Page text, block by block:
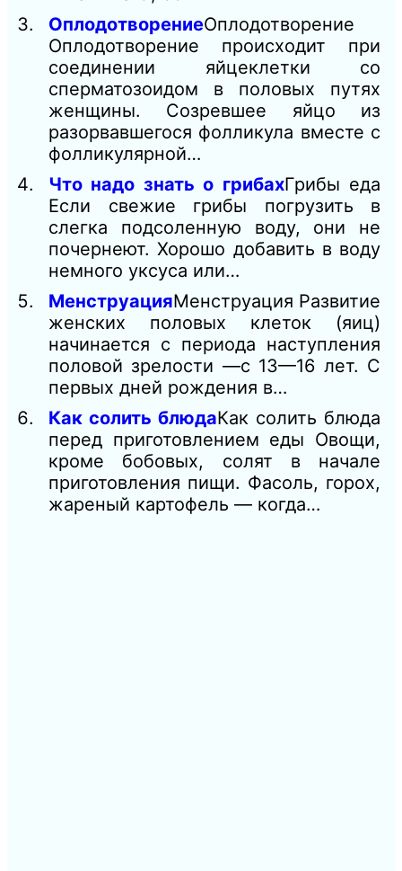
ОплодотворениеОплодотворение
Оплодотворение происходит при
соединении яйцеклетки со
сперматозоидом в половых путях
женщины. Созревшее яйцо из
разорвавшегося фолликула вместе с
фолликулярной…
Что надо знать о грибахГрибы еда
Если свежие грибы погрузить в
слегка подсоленную воду, они не
почернеют. Хорошо добавить в воду
немного уксуса или…
МенструацияМенструация Развитие
женских половых клеток (яиц)
начинается с периода наступления
половой зрелости —с 13—16 лет. С
первых дней рождения в…
Как солить блюдаКак солить блюда
перед приготовлением еды Овощи,
кроме бобовых, солят в начале
приготовления пищи. Фасоль, горох,
жареный картофель — когда…